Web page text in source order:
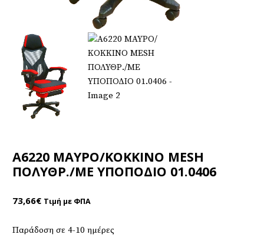
A6220 ΜΑΥΡΟ/ΚΟΚΚΙΝΟ MESH
ΠΟΛΥΘΡ./ΜΕ ΥΠΟΠΟΔΙΟ 01.0406
73,66€ Τιμή με ΦΠΑ
Παράδοση σε 4-10 ημέρες